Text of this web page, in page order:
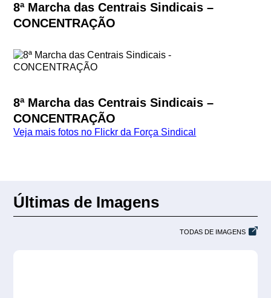
8ª Marcha das Centrais Sindicais –
CONCENTRAÇÃO
8ª Marcha das Centrais Sindicais –
CONCENTRAÇÃO
Veja mais fotos no Flickr da Força Sindical
Últimas de Imagens
TODAS DE IMAGENS